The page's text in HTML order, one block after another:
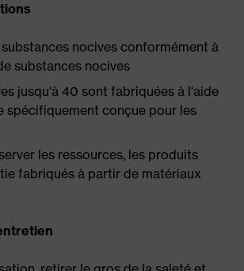
nocives conformément à
substances nocives
jusqu'à 40 sont fabriquées à l'aide
spécifiquement conçue pour les
les ressources, les produits
fabriqués à partir de matériaux